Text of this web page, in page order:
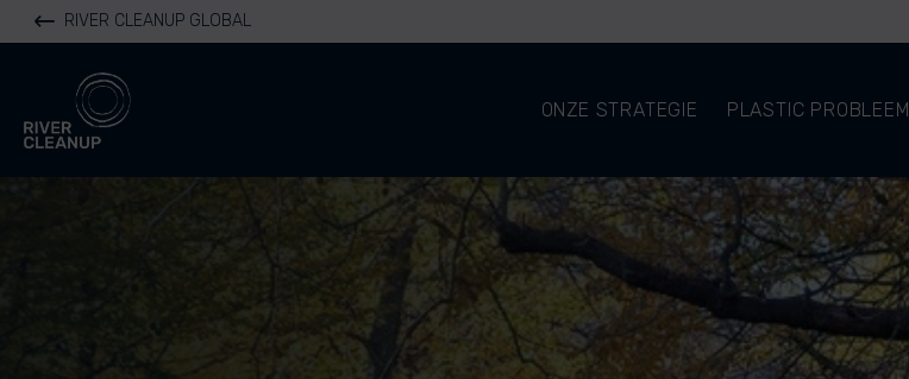
RIVER CLEANUP GLOBAL
River Cleanup
ONZE STRATEGIE
PLASTIC PROBLEEM